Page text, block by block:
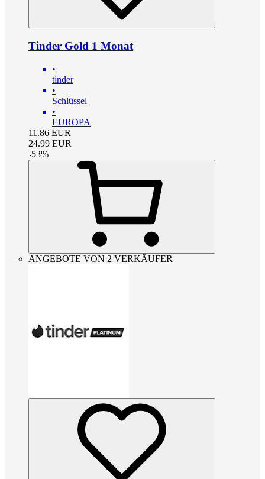
Tinder Gold 1 Monat
•
tinder
•
Schlüssel
•
EUROPA
11.86 EUR
24.99 EUR
-53%
ANGEBOTE VON 2 VERKÄUFER